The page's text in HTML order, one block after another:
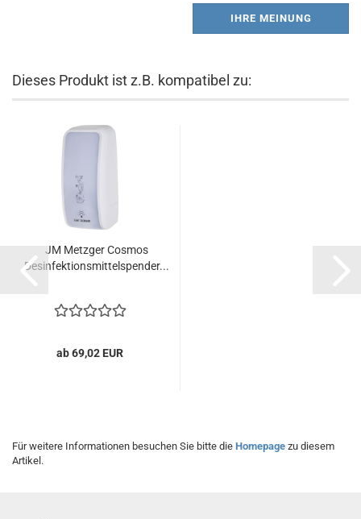
IHRE MEINUNG
Dieses Produkt ist z.B. kompatibel zu:
JM Metzger Cosmos
Desinfektionsmittelspender...
ab 69,02 EUR
Für weitere Informationen besuchen Sie bitte die Homepage zu diesem
Artikel.